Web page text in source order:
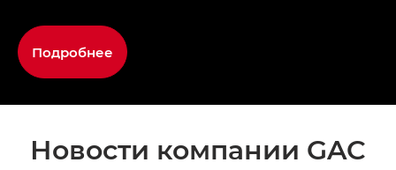
Подробнее
Новости компании GAC